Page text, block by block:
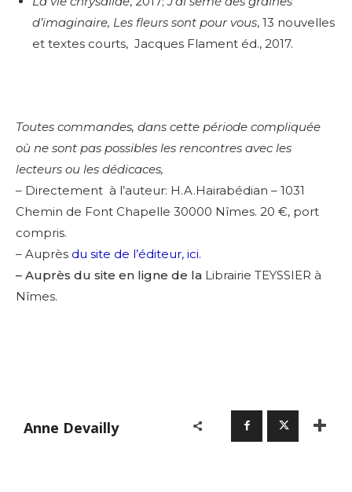
d’imaginaire, Les fleurs sont pour vous, 13 nouvelles
et textes courts, Jacques Flament éd., 2017.
Toutes commandes, dans cette période compliquée
où ne sont pas possibles les rencontres avec les
lecteurs ou les dédicaces,
– Directement à l’auteur: H.A.Hairabédian – 1031
Chemin de Font Chapelle 30000 Nîmes. 20 €, port
compris.
– Auprès du site de l’éditeur, ici.
– Auprès du site en ligne de la Librairie TEYSSIER à
Nîmes.
Anne Devailly